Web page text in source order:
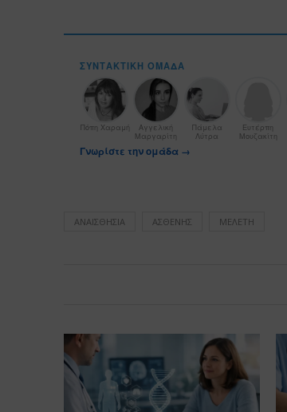
ΣΥΝΤΑΚΤΙΚΉ ΟΜΆΔΑ
Πόπη Χαραμή
Αγγελική
Μαργαρίτη
Πάμελα
Λύτρα
Ευτέρπη
Μουζακίτη
Γνωρίστε την ομάδα →
ΑΝΑΙΣΘΗΣΊΑ ΑΣΘΕΝΉΣ ΜΕΛΈΤΗ